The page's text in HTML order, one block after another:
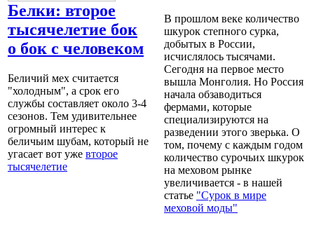
Белки: второе
тысячелетие бок
о бок с человеком
Беличий мех считается
"холодным", а срок его
службы составляет около 3-4
сезонов. Тем удивительнее
огромный интерес к
беличьим шубам, который не
угасает вот уже второе
тысячелетие
В прошлом веке количество
шкурок степного сурка,
добытых в России,
исчислялось тысячами.
Сегодня на первое место
вышла Монголия. Но Россия
начала обзаводиться
фермами, которые
специализируются на
разведении этого зверька. О
том, почему с каждым годом
количество сурочьих шкурок
на меховом рынке
увеличивается - в нашей
статье "Сурок в мире
меховой моды"